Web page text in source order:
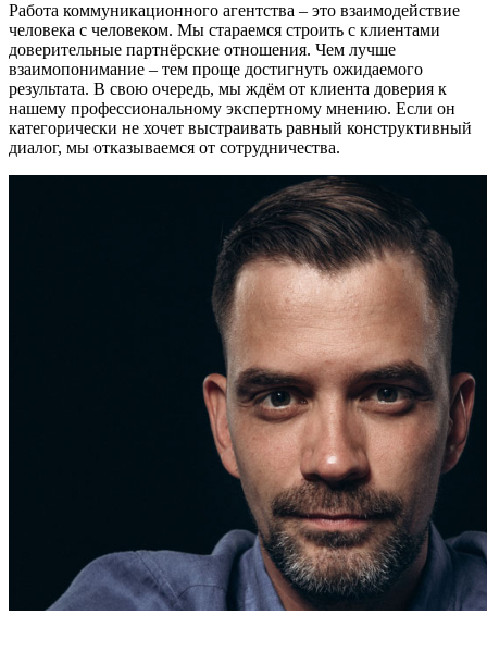
Работа коммуникационного агентства – это взаимодействие
человека с человеком. Мы стараемся строить с клиентами
доверительные партнёрские отношения. Чем лучше
взаимопонимание – тем проще достигнуть ожидаемого
результата. В свою очередь, мы ждём от клиента доверия к
нашему профессиональному экспертному мнению. Если он
категорически не хочет выстраивать равный конструктивный
диалог, мы отказываемся от сотрудничества.